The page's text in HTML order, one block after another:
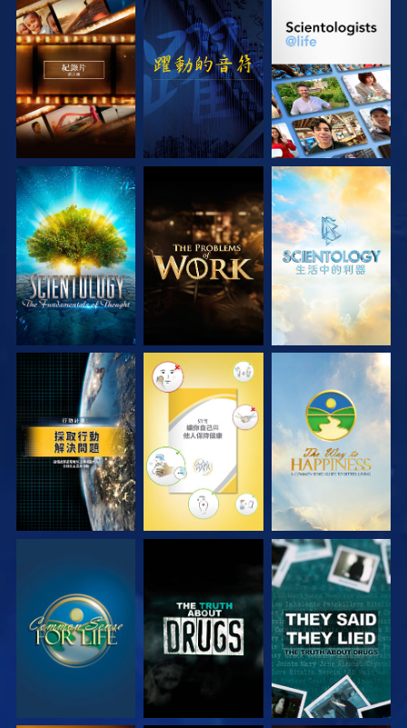
探索系列節目 觀看 探索系列節目
探索系列節目 探索系列節目 探索系列節目
觀看 觀看 觀看
觀看 觀看 觀看